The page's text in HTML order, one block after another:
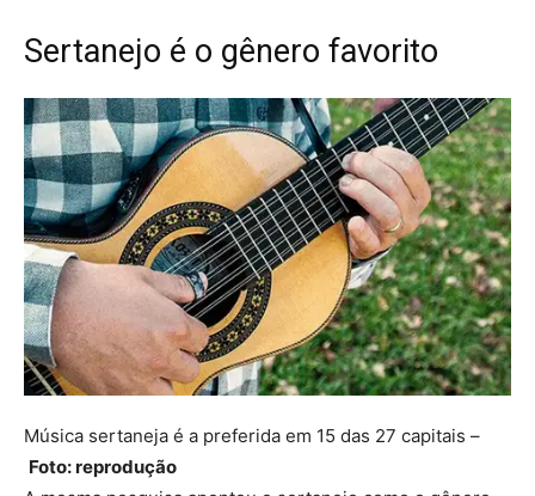
Sertanejo é o gênero favorito
Música sertaneja é a preferida em 15 das 27 capitais –
Foto: reprodução